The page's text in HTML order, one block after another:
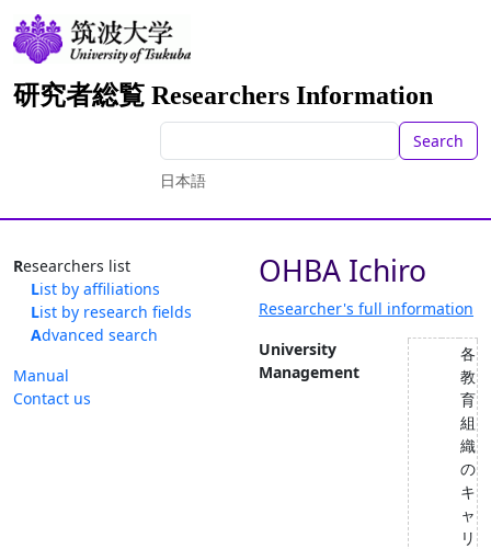
研究者総覧 Researchers Information
Search
日本語
Researchers list
List by affiliations
List by research fields
Advanced search
Manual
Contact us
OHBA Ichiro
Researcher's full information
University
Management
各
教
育
組
織
の
キ
ャ
リ